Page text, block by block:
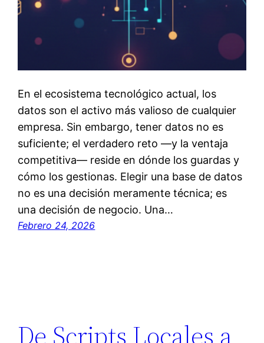
En el ecosistema tecnológico actual, los
datos son el activo más valioso de cualquier
empresa. Sin embargo, tener datos no es
suficiente; el verdadero reto —y la ventaja
competitiva— reside en dónde los guardas y
cómo los gestionas. Elegir una base de datos
no es una decisión meramente técnica; es
una decisión de negocio. Una…
Febrero 24, 2026
De Scripts Locales a